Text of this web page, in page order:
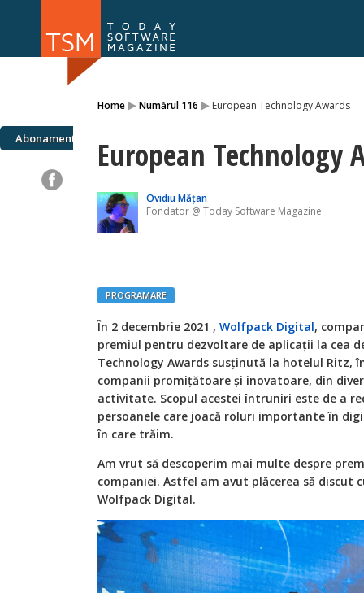
Home▸Numărul 116 ▸ European Technology Awards
Abonamente European Technology
Ovidiu Mățan
Fondator @ Today Software Magazine
PROGRAMARE
În 2 decembrie 2021 , Wolfpack Digital,
premiul pentru dezvoltare de aplicații la cea
Technology Awards susținută la hotelul Ritz,
companii promițătoare și inovatoare, din
activitate. Scopul acestei întruniri este de a
persoanele care joacă roluri importante în
în care trăim.
Am vrut să descoperim mai multe despre
companiei. Astfel am avut plăcerea să discut
Wolfpack Digital.